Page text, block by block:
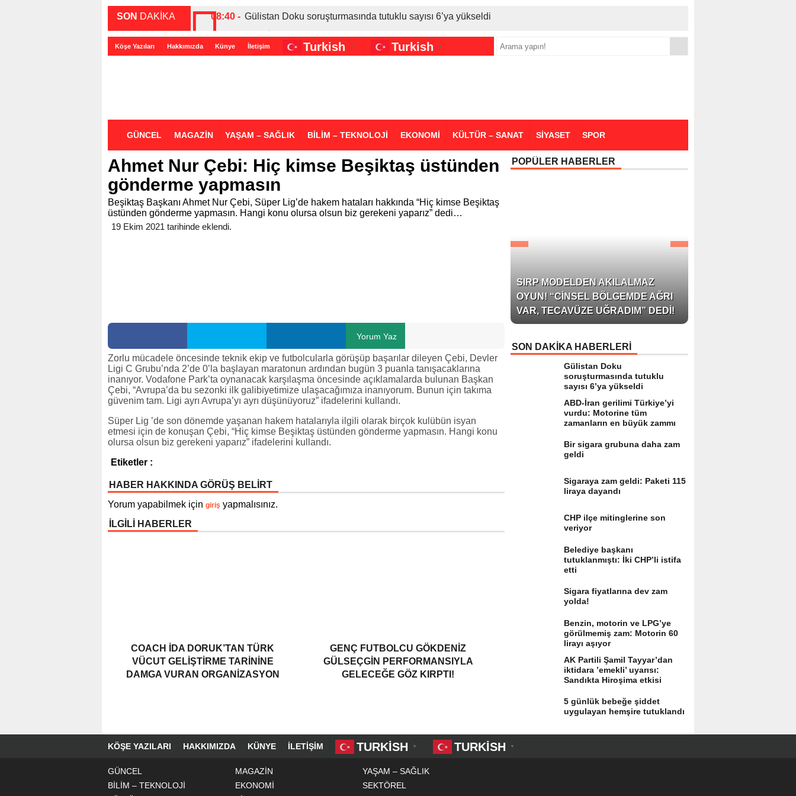
SON DAKİKA 08:40 - Gülistan Doku soruşturmasında tutuklu sayısı 6’ya yükseldi
00:27 - ABD-İran gerilimi Türkiye’yi vurdu: Motorine tüm zamanların en büyük zammı
00:35 - Bir sigara grubuna daha zam geldi
Köşe Yazıları Hakkımızda Künye İletişim Turkish ▼ Turkish ▼
GÜNCEL MAGAZİN YAŞAM – SAĞLIK BİLİM – TEKNOLOJİ EKONOMİ KÜLTÜR – SANAT SİYASET SPOR
Ahmet Nur Çebi: Hiç kimse Beşiktaş üstünden
gönderme yapmasın
Beşiktaş Başkanı Ahmet Nur Çebi, Süper Lig’de hakem hataları hakkında “Hiç kimse Beşiktaş
üstünden gönderme yapmasın. Hangi konu olursa olsun biz gerekeni yaparız” dedi…
19 Ekim 2021 tarihinde eklendi.
Yorum Yaz
Zorlu mücadele öncesinde teknik ekip ve futbolcularla görüşüp başarılar dileyen Çebi, Devler
Ligi C Grubu’nda 2’de 0’la başlayan maratonun ardından bugün 3 puanla tanışacaklarına
inanıyor. Vodafone Park’ta oynanacak karşılaşma öncesinde açıklamalarda bulunan Başkan
Çebi, “Avrupa’da bu sezonki ilk galibiyetimize ulaşacağımıza inanıyorum. Bunun için takıma
güvenim tam. Ligi ayrı Avrupa’yı ayrı düşünüyoruz” ifadelerini kullandı.
Süper Lig ’de son dönemde yaşanan hakem hatalarıyla ilgili olarak birçok kulübün isyan
etmesi için de konuşan Çebi, “Hiç kimse Beşiktaş üstünden gönderme yapmasın. Hangi konu
olursa olsun biz gerekeni yaparız” ifadelerini kullandı.
Etiketler :
HABER HAKKINDA GÖRÜŞ BELİRT
Yorum yapabilmek için giriş yapmalısınız.
İLGİLİ HABERLER
COACH İDA DORUK’TAN TÜRK
VÜCUT GELIŞTIRME TARININE
DAMGA VURAN ORGANIZASYON
GENÇ FUTBOLCU GÖKDENIZ
GÜLSEÇGIN PERFORMANSIYLA
GELECEĞE GÖZ KIRPTI!
POPÜLER HABERLER
SIRP MODELDEN AKILALMAZ
OYUN! “CINSEL BÖLGEMDE AĞRI
VAR, TECAVÜZE UĞRADIM” DEDI!
SON DAKİKA HABERLERİ
Gülistan Doku
soruşturmasında tutuklu
sayısı 6’ya yükseldi
ABD-İran gerilimi Türkiye’yi
vurdu: Motorine tüm
zamanların en büyük zammı
Bir sigara grubuna daha zam
geldi
Sigaraya zam geldi: Paketi 115
liraya dayandı
CHP ilçe mitinglerine son
veriyor
Belediye başkanı
tutuklanmıştı: İki CHP’li istifa
etti
Sigara fiyatlarına dev zam
yolda!
Benzin, motorin ve LPG’ye
görülmemiş zam: Motorin 60
lirayı aşıyor
AK Partili Şamil Tayyar’dan
iktidara ’emekli’ uyarısı:
Sandıkta Hiroşima etkisi
5 günlük bebeğe şiddet
uygulayan hemşire tutuklandı
KÖŞE YAZILARI HAKKIMIZDA KÜNYE İLETIŞIM TURKISH ▼ TURKISH ▼
GÜNCEL MAGAZİN
YAŞAM – SAĞLIK
BİLİM – TEKNOLOJİ
EKONOMİ
SEKTÖREL